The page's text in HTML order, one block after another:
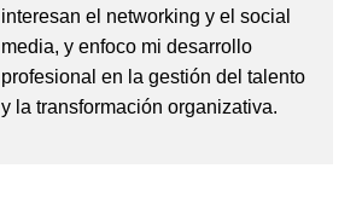
interesan el networking y el social
media, y enfoco mi desarrollo
profesional en la gestión del talento
y la transformación organizativa.